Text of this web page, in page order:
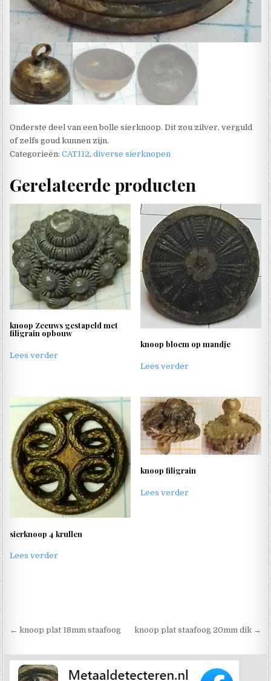
Onderste deel van een bolle sierknoop. Dit zou zilver, verguld
of zelfs goud kunnen zijn.
Categorieën:CAT112,diverse sierknopen
Gerelateerde producten
knoop Zeeuws gestapeld met
filigrain opbouw
Lees verder
knoop bloem op mandje
Lees verder
sierknoop 4 krullen
Lees verder
knoop filigrain
Lees verder
Berichtnavigatie
← knoop plat 18mm staafoog knoop plat staafoog 20mm dik →